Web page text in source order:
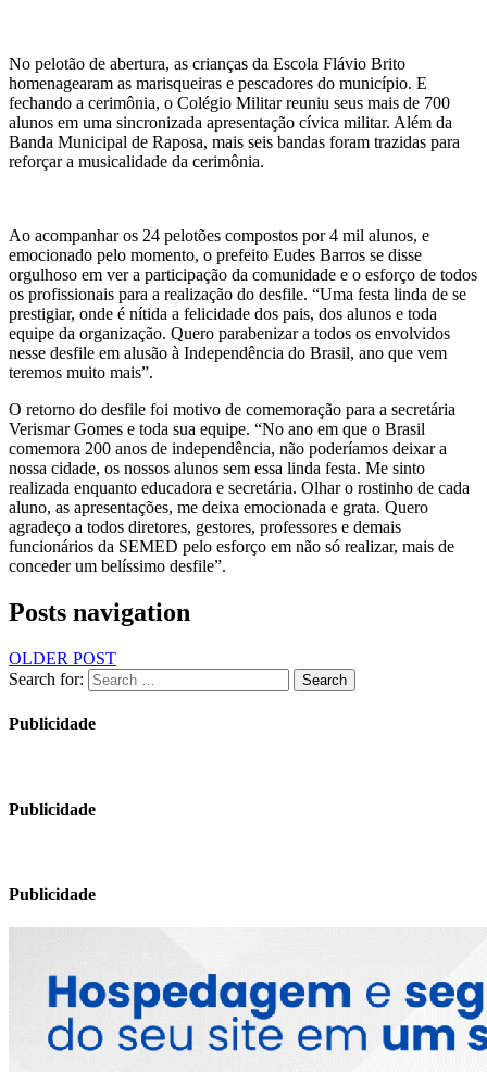
No pelotão de abertura, as crianças da Escola Flávio Brito
homenagearam as marisqueiras e pescadores do município. E
fechando a cerimônia, o Colégio Militar reuniu seus mais de 700
alunos em uma sincronizada apresentação cívica militar. Além da
Banda Municipal de Raposa, mais seis bandas foram trazidas para
reforçar a musicalidade da cerimônia.
Ao acompanhar os 24 pelotões compostos por 4 mil alunos, e
emocionado pelo momento, o prefeito Eudes Barros se disse
orgulhoso em ver a participação da comunidade e o esforço de todos
os profissionais para a realização do desfile. “Uma festa linda de se
prestigiar, onde é nítida a felicidade dos pais, dos alunos e toda
equipe da organização. Quero parabenizar a todos os envolvidos
nesse desfile em alusão à Independência do Brasil, ano que vem
teremos muito mais”.
O retorno do desfile foi motivo de comemoração para a secretária
Verismar Gomes e toda sua equipe. “No ano em que o Brasil
comemora 200 anos de independência, não poderíamos deixar a
nossa cidade, os nossos alunos sem essa linda festa. Me sinto
realizada enquanto educadora e secretária. Olhar o rostinho de cada
aluno, as apresentações, me deixa emocionada e grata. Quero
agradeço a todos diretores, gestores, professores e demais
funcionários da SEMED pelo esforço em não só realizar, mais de
conceder um belíssimo desfile”.
Posts navigation
OLDER POST
Search for:
Search
Publicidade
Publicidade
Publicidade